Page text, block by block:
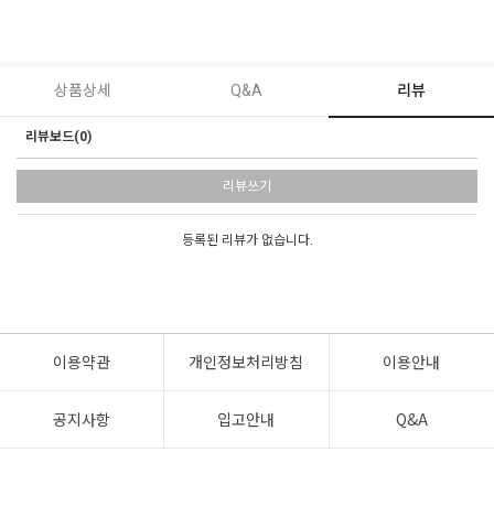
상품상세 Q&A 리뷰
리뷰보드(0)
리뷰쓰기
등록된 리뷰가 없습니다.
이용약관 개인정보처리방침 이용안내
공지사항 입고안내 Q&A